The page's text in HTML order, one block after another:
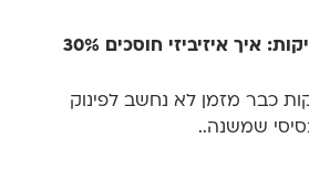
יומן דיגיטלי לקליניקות: איך איזיביזי חוסכים 30%
כבר מזמן לא נחשב לפינוק
שמשנה..